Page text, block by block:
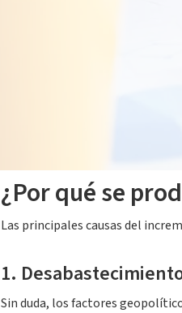
Vivimos en un mundo
de la electricidad ha
por qué
¿Por qué se
Las principales causas del
1.
Sin duda, los factores